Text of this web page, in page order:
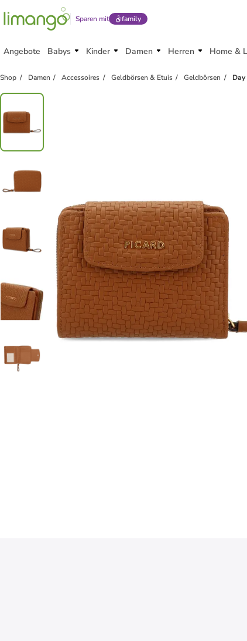
Sparen mit family
Angebote Babys Kinder Damen Herren Home &
Shop Damen Accessoires Geldbörsen & Etuis Geldbörsen